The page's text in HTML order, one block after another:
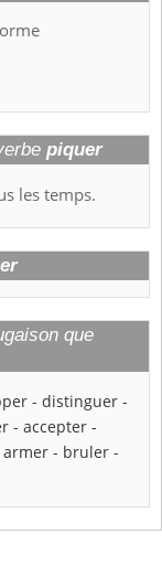
piquer
les temps.
que
- distinguer -
- accepter -
armer - bruler -